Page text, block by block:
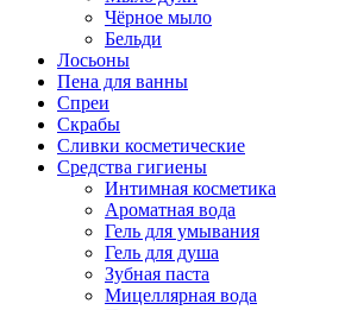
Чёрное мыло
Бельди
Лосьоны
Пена для ванны
Спреи
Скрабы
Сливки косметические
Средства гигиены
Интимная косметика
Ароматная вода
Гель для умывания
Гель для душа
Зубная паста
Мицеллярная вода